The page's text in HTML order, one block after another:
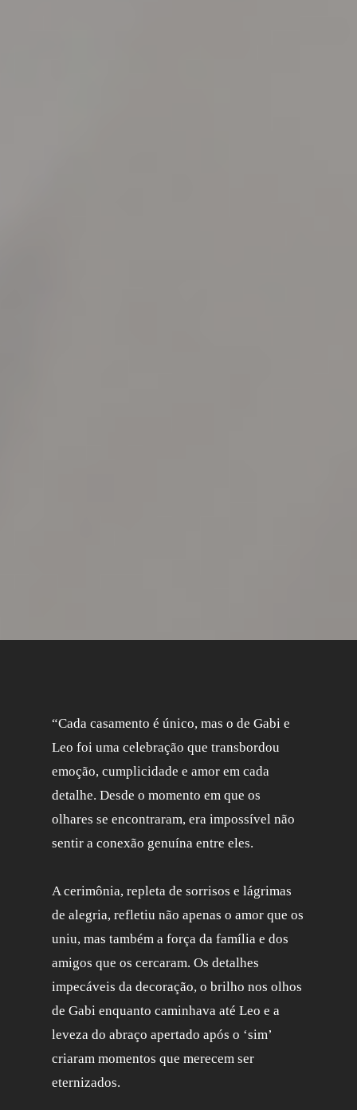
“Cada casamento é único, mas o de Gabi e
Leo foi uma celebração que transbordou
emoção, cumplicidade e amor em cada
detalhe. Desde o momento em que os
olhares se encontraram, era impossível não
sentir a conexão genuína entre eles.
A cerimônia, repleta de sorrisos e lágrimas
de alegria, refletiu não apenas o amor que os
uniu, mas também a força da família e dos
amigos que os cercaram. Os detalhes
impecáveis da decoração, o brilho nos olhos
de Gabi enquanto caminhava até Leo e a
leveza do abraço apertado após o ‘sim’
criaram momentos que merecem ser
eternizados.